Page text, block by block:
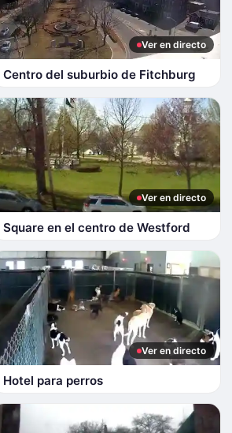
Ver en directo
Centro del suburbio de Fitchburg
Ver en directo
Square en el centro de Westford
Ver en directo
Hotel para perros